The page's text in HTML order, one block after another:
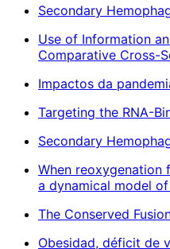
Secondary
Use of Information
Comparative Cross-
Impactos da
Targeting the RNA-
Secondary
When reoxygenation
a dynamical model
The Conserved
Obesidad, déficit de